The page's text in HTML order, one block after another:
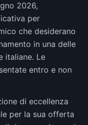
2026,
per
che desiderano
in una delle
italiane. Le
entro e non
di eccellenza
per la sua offerta